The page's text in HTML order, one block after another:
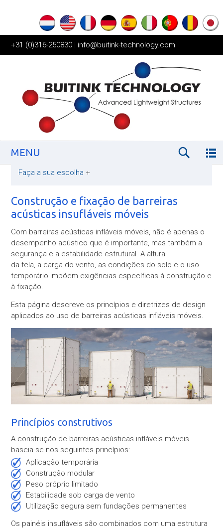
+31 (0)316-250830 | info@buitink-technology.com
MENU
Faça a sua escolha +
Construção e fixação de barreiras
acústicas insufláveis móveis
Com barreiras acústicas infláveis móveis, não é apenas o
desempenho acústico que é importante, mas também a
segurança e a estabilidade estrutural. A altura
da tela, a carga do vento, as condições do solo e o uso
temporário impõem exigências específicas à construção e
à fixação.
Esta página descreve os princípios e diretrizes de design
aplicados ao uso de barreiras acústicas infláveis móveis.
Princípios construtivos
A construção de barreiras acústicas infláveis móveis
baseia-se nos seguintes princípios:
aplicação temporária
construção modular
peso próprio limitado
estabilidade sob carga de vento
utilização segura sem fundações permanentes
Os painéis insufláveis são combinados com uma estrutura